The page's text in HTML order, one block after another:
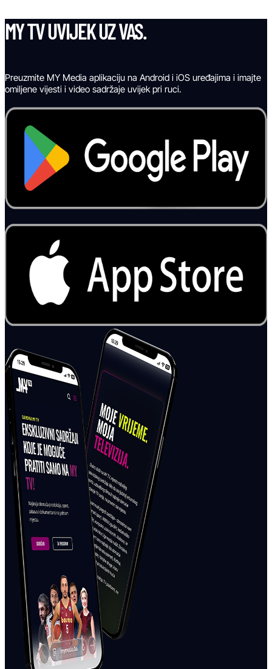
MY TV UVIJEK UZ VAS.
Preuzmite MY Media aplikaciju na Android i iOS uređajima i imajte
omiljene vijesti i video sadržaje uvijek pri ruci.